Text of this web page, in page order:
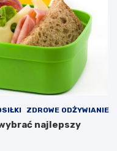
ZDROWE ODŻYWIANIE
najlepszy